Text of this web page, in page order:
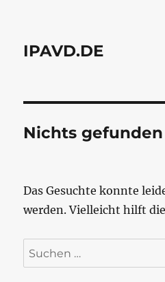
IPAVD.DE
Nichts gefunden
Das Gesuchte konnte
werden. Vielleicht hilft
Suchen
nach: